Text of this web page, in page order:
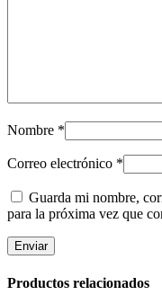
Nombre *
Correo electrónico *
Guarda mi nombre,
para la próxima vez que
Productos relacionados